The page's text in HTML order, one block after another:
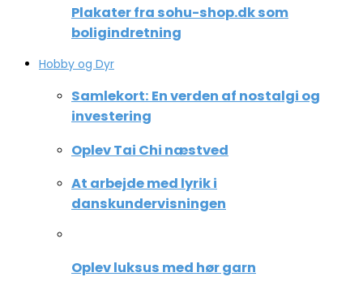
Plakater fra sohu-shop.dk som
boligindretning
Hobby og Dyr
Samlekort: En verden af nostalgi og
investering
Oplev Tai Chi næstved
At arbejde med lyrik i
danskundervisningen
Oplev luksus med hør garn